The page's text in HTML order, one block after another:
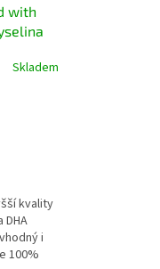
with
Skladem
kvality
i
100%